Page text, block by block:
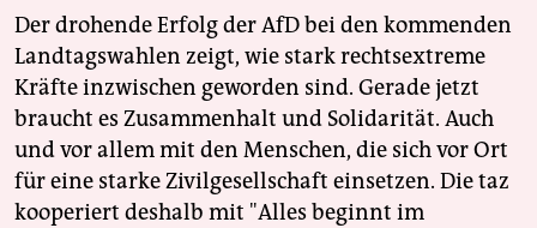
Der drohende Erfolg der AfD bei den kommenden
Landtagswahlen zeigt, wie stark rechtsextreme
Kräfte inzwischen geworden sind. Gerade jetzt
braucht es Zusammenhalt und Solidarität. Auch
und vor allem mit den Menschen, die sich vor Ort
für eine starke Zivilgesellschaft einsetzen. Die taz
kooperiert deshalb mit "Alles beginnt im